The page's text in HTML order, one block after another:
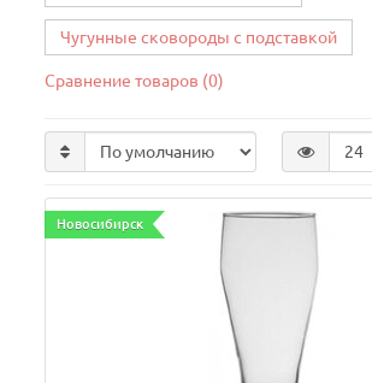
Чугунные сковороды с подставкой
Сравнение товаров (0)
Новосибирск